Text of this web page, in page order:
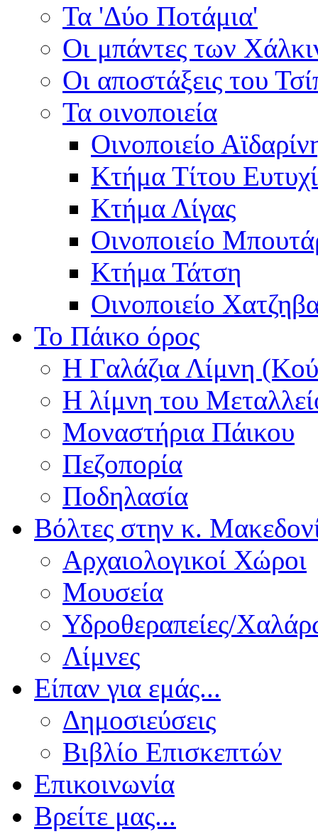
Τα 'Δύο Ποτάμια'
Οι μπάντες των
Οι αποστάξεις του
Τα οινοποιεία
Οινοποιείο
Κτήμα Τίτου
Κτήμα Λίγας
Οινοποιείο
Κτήμα Τάτση
Οινοποιείο
Το Πάικο όρος
Η Γαλάζια Λίμνη
Η λίμνη του
Μοναστήρια Πάικου
Πεζοπορία
Ποδηλασία
Βόλτες στην κ.
Αρχαιολογικοί Χώροι
Μουσεία
Υδροθεραπείες/
Λίμνες
Είπαν για εμάς...
Δημοσιεύσεις
Βιβλίο Επισκεπτών
Επικοινωνία
Βρείτε μας...